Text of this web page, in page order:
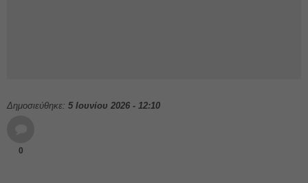
Δημοσιεύθηκε: 5 Ιουνίου 2026 - 12:10
0